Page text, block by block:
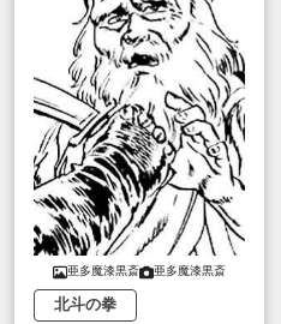
亜多魔漆黒斎 亜多魔漆黒斎
北斗の拳